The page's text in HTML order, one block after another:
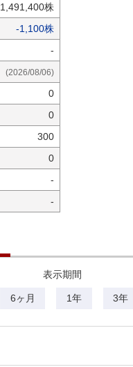
1,491,400株
-1,100株
-
(2026/08/06)
0
0
300
0
-
-
表示期間
6ヶ月 1年 3年